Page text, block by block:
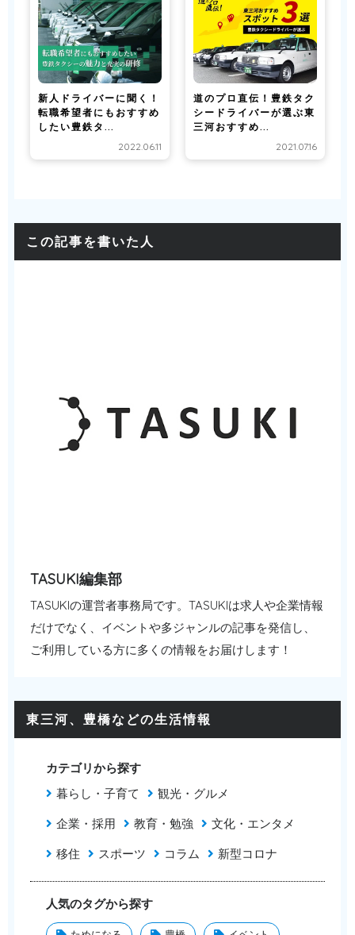
新人ドライバーに聞く！
転職希望者にもおすすめ
したい豊鉄タ...
2022.06.11
道のプロ直伝！豊鉄タク
シードライバーが選ぶ東
三河おすすめ...
2021.07.16
この記事を書いた人
TASUKI編集部
TASUKIの運営者事務局です。TASUKIは求人や企業情報
だけでなく、イベントや多ジャンルの記事を発信し、
ご利用している方に多くの情報をお届けします！
東三河、豊橋などの生活情報
カテゴリから探す
暮らし・子育て
観光・グルメ
企業・採用
教育・勉強
文化・エンタメ
移住
スポーツ コラム 新型コロナ
人気のタグから探す